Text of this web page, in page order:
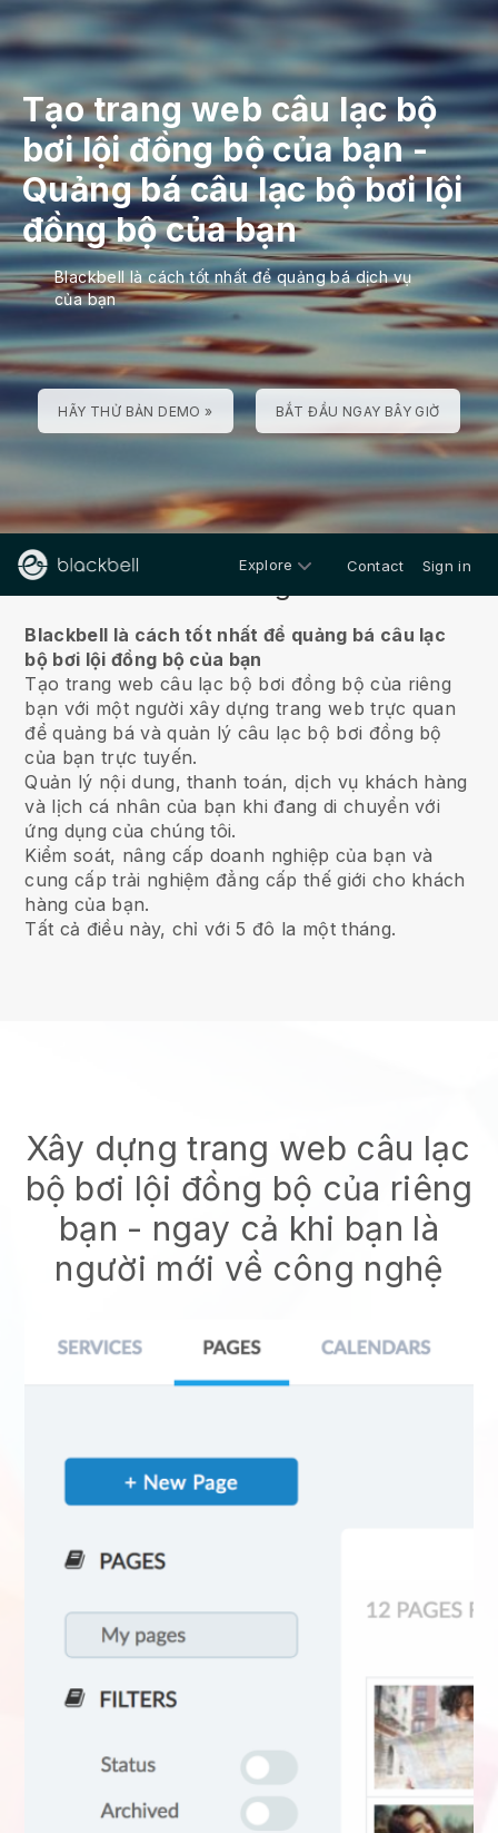
Tạo trang web câu lạc bộ
bơi lội đồng bộ của bạn-
Quảng bá câu lạc bộ bơi lội
đồng bộ của bạn
Blackbell là cách tốt nhất để quảng bá dịch vụ
của bạn
HÃY THỬ BẢN DEMO » BẮT ĐẦU NGAY BÂY GIỜ
Explore Contact Sign in
Blackbell là cách tốt nhất để quảng bá câu lạc
bộ bơi lội đồng bộ của bạn
Tạo trang web câu lạc bộ bơi đồng bộ của riêng
bạn với một người xây dựng trang web trực quan
để quảng bá và quản lý câu lạc bộ bơi đồng bộ
của bạn trực tuyến.
Quản lý nội dung, thanh toán, dịch vụ khách hàng
và lịch cá nhân của bạn khi đang di chuyển với
ứng dụng của chúng tôi.
Kiểm soát, nâng cấp doanh nghiệp của bạn và
cung cấp trải nghiệm đẳng cấp thế giới cho khách
hàng của bạn.
Tất cả điều này, chỉ với 5 đô la một tháng.
Xây dựng trang web câu lạc
bộ bơi lội đồng bộ của riêng
bạn - ngay cả khi bạn là
người mới về công nghệ